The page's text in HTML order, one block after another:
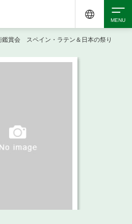
鑑賞会 スペイン・ラテン＆日本の祭り